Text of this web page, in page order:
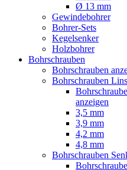
Ø 13 mm
Gewindebohrer
Bohrer-Sets
Kegelsenker
Holzbohrer
Bohrschrauben
Bohrschrauben
Bohrschrauben
anzeigen
3,5 mm
3,9 mm
4,2 mm
4,8 mm
Bohrschrauben